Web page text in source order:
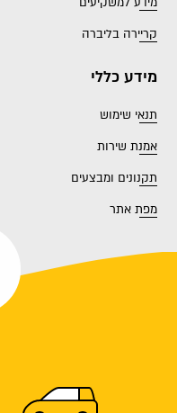
קריירה בליברה
מידע כללי
תנאי שימוש
אמנת שירות
תקנונים ומבצעים
מפת אתר